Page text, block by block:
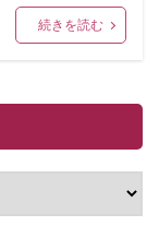
続きを読む